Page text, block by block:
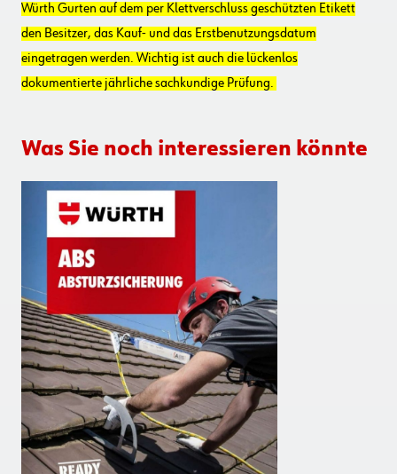
Würth Gurten auf dem per Klettverschluss geschützten Etikett
den Besitzer, das Kauf- und das Erstbenutzungsdatum
eingetragen werden. Wichtig ist auch die lückenlos
dokumentierte jährliche sachkundige Prüfung.
Was Sie noch interessieren könnte